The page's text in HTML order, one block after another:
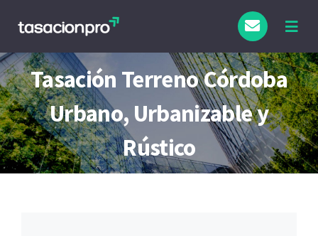
contenido
Tipo de Inmueble
Finalidad
Blog
Tasación Terreno Córdoba
Urbano, Urbanizable y
Rústico